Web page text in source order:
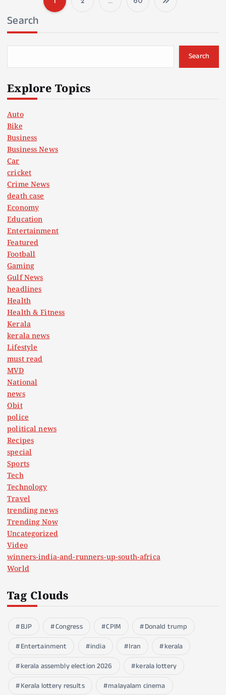
s
Search
Search
Explore Topics
Auto
Bike
Business
Business News
Car
cricket
Crime News
death case
Economy
Education
Entertainment
Featured
Football
Gaming
Gulf News
headlines
Health
Health & Fitness
Kerala
kerala news
Lifestyle
must read
MVD
National
news
Obit
police
political news
Recipes
special
Sports
Tech
Technology
Travel
trending news
Trending Now
Uncategorized
Video
winners-india-and-runners-up-south-africa
World
Tag Clouds
BJP Congress CPIM
Donald trump
Entertainment
india Iran
kerala
kerala assembly election 2026
kerala lottery
Kerala lottery results
malayalam cinema